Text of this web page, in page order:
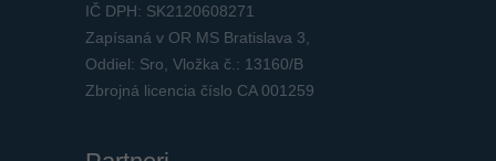
IČ DPH: SK2120608271
Zapísaná v OR MS Bratislava 3,
Oddiel: Sro, Vložka č.: 13160/B
Zbrojná licencia číslo CA 001259